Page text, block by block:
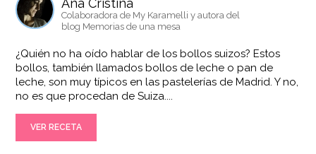
Ana Cristina
Colaboradora de My Karamelli y autora del
blog Memorias de una mesa
¿Quién no ha oído hablar de los bollos suizos? Estos
bollos, también llamados bollos de leche o pan de
leche, son muy típicos en las pastelerías de Madrid. Y no,
no es que procedan de Suiza....
VER RECETA